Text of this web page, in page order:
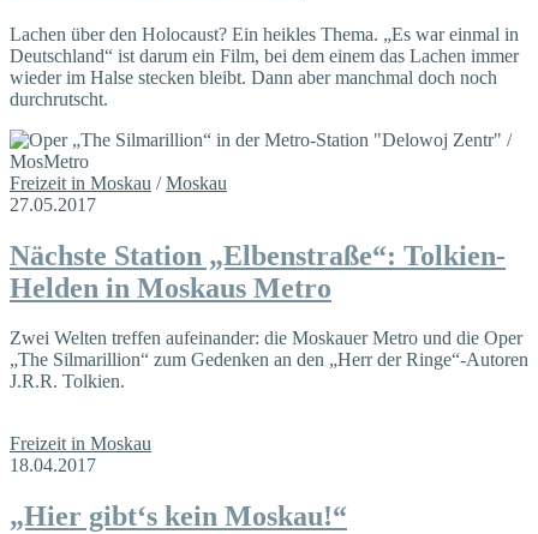
Lachen über den Holocaust? Ein heikles Thema. „Es war einmal in
Deutschland“ ist darum ein Film, bei dem einem das Lachen immer
wieder im Halse stecken bleibt. Dann aber manchmal doch noch
durchrutscht.
Freizeit in Moskau /Moskau
27.05.2017
Nächste Station „Elbenstraße“: Tolkien-
Helden in Moskaus Metro
Zwei Welten treffen aufeinander: die Moskauer Metro und die Oper
„The Silmarillion“ zum Gedenken an den „Herr der Ringe“-Autoren
J.R.R. Tolkien.
Freizeit in Moskau
18.04.2017
„Hier gibt‘s kein Moskau!“